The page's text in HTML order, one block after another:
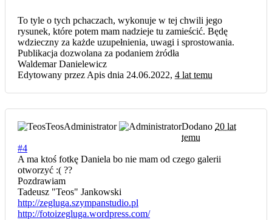
To tyle o tych pchaczach, wykonuje w tej chwili jego
rysunek, które potem mam nadzieje tu zamieścić. Będę
wdzieczny za każde uzupełnienia, uwagi i sprostowania.
Publikacja dozwolana za podaniem żródła
Waldemar Danielewicz
Edytowany przez Apis dnia 24.06.2022, 4 lat temu
TeosAdministrator Dodano 20 lat
temu
#4
A ma ktoś fotkę Daniela bo nie mam od czego galerii
otworzyć :( ??
Pozdrawiam
Tadeusz "Teos" Jankowski
http://zegluga.szympanstudio.pl
http://fotoizegluga.wordpress.com/